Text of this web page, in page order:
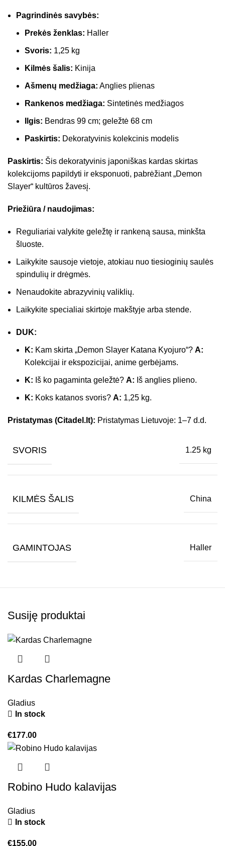
Pagrindinės savybės:
Prekės ženklas: Haller
Svoris: 1,25 kg
Kilmės šalis: Kinija
Ašmenų medžiaga: Anglies plienas
Rankenos medžiaga: Sintetinės medžiagos
Ilgis: Bendras 99 cm; geležtė 68 cm
Paskirtis: Dekoratyvinis kolekcinis modelis
Paskirtis: Šis dekoratyvinis japoniškas kardas skirtas
kolekcijoms papildyti ir eksponuoti, pabrėžiant „Demon
Slayer“ kultūros žavesį.
Priežiūra / naudojimas:
Reguliariai valykite geležtę ir rankeną sausa, minkšta
šluoste.
Laikykite sausoje vietoje, atokiau nuo tiesioginių saulės
spindulių ir drėgmės.
Nenaudokite abrazyvinių valiklių.
Laikykite specialiai skirtoje makštyje arba stende.
DUK:
K: Kam skirta „Demon Slayer Katana Kyojuro“? A:
Kolekcijai ir ekspozicijai, anime gerbėjams.
K: Iš ko pagaminta geležtė? A: Iš anglies plieno.
K: Koks katanos svoris? A: 1,25 kg.
Pristatymas (Citadel.lt): Pristatymas Lietuvoje: 1–7 d.d.
SVORIS 1.25 kg
KILMĖS ŠALIS China
GAMINTOJAS Haller
Susiję produktai
Kardas Charlemagne
Gladius
In stock
€177.00
Robino Hudo kalavijas
Gladius
In stock
€155.00